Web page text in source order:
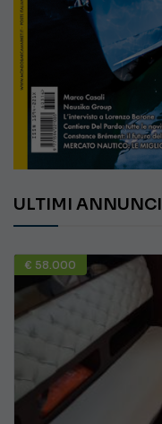
ULTIMI ANNUNCI
€ 58.000